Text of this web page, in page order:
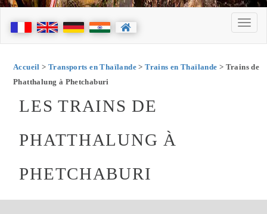
Accueil > Transports en Thaïlande>Trains en Thaïlande > Trains de
Phatthalung à Phetchaburi
LES TRAINS DE
PHATTHALUNG À
PHETCHABURI